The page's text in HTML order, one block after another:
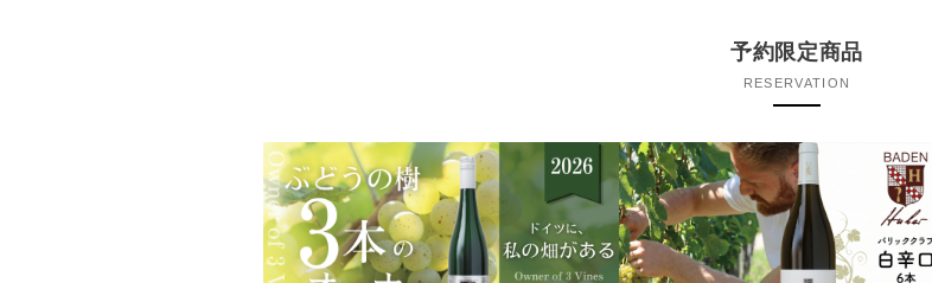
予約限定商品
RESERVATION